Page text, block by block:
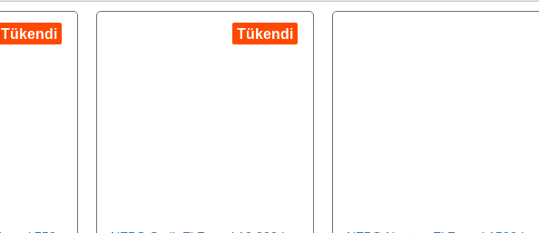
Tükendi Tükendi